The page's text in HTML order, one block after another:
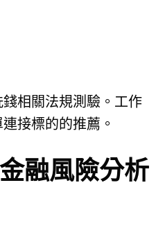
相關法規測驗。工作
接標的的推薦。
融風險分析